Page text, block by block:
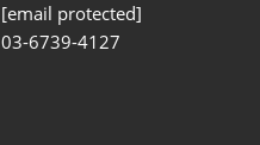
[email protected]
03-6739-4127